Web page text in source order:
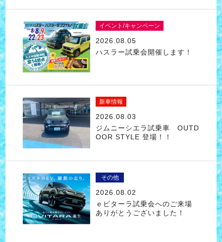
イベント/キャンペーン
2026.08.05
ハスラー試乗会開催します！
新車情報
2026.08.03
ジムニーシエラ試乗車 OUTD
OOR STYLE 登場！！
その他
2026.08.02
ｅビターラ試乗会へのご来場
ありがとうございました！